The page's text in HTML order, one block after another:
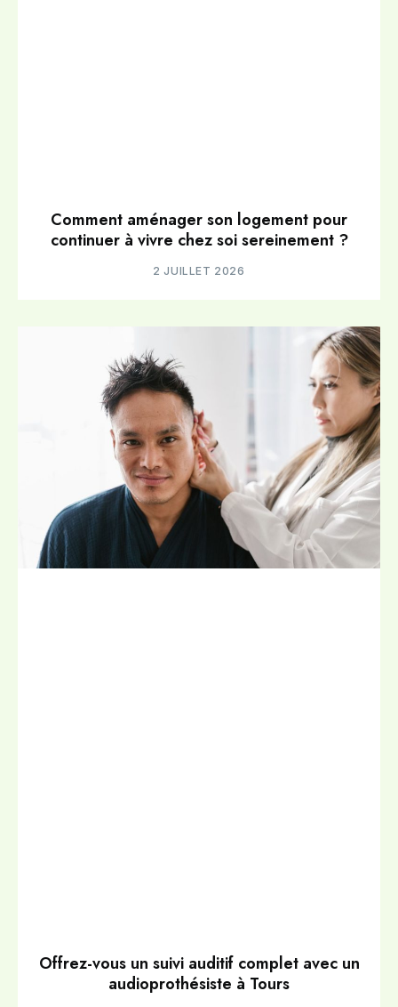
Comment aménager son logement pour
continuer à vivre chez soi sereinement ?
2 JUILLET 2026
Offrez-vous un suivi auditif complet avec un
audioprothésiste à Tours